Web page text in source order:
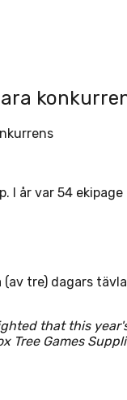
år var 54
tre) dagars
that this
Tree Games